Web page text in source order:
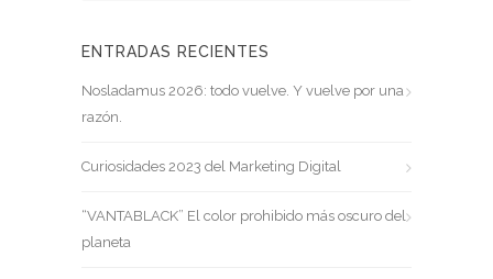
ENTRADAS RECIENTES
Nosladamus 2026: todo vuelve. Y vuelve por una
razón.
Curiosidades 2023 del Marketing Digital
“VANTABLACK” El color prohibido más oscuro del
planeta